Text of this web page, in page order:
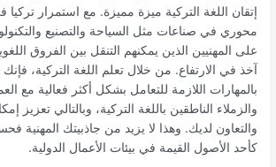
إتقان اللغة التركية ميزة مميزة. مع استمرار تركيا
محوري في صناعات مثل السياحة والتصنيع
على المهنيين الذين يمكنهم التنقل بين الفروق
آخذ في الارتفاع. من خلال تعلم اللغة التركية،
بالمهارات اللازمة للتعامل بشكل أكثر فعالية مع
والزملاء الناطقين باللغة التركية، وبالتالي تعزيز
والتعاون لديك. وهذا لا يزيد من جاذبيتك المهنية
كأحد الأصول القيمة في بيئات الأعمال الدولية.